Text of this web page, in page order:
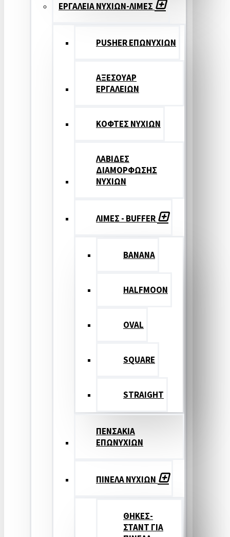
ΕΡΓΑΛΕΙΑ ΝΥΧΙΩΝ-ΛΙΜΕΣ
PUSHER ΕΠΩΝΥΧΙΩΝ
ΑΞΕΣΟΥΑΡ
ΕΡΓΑΛΕΙΩΝ
ΚΟΦΤΕΣ ΝΥΧΙΩΝ
ΛΑΒΙΔΕΣ
ΔΙΑΜΟΡΦΩΣΗΣ
ΝΥΧΙΩΝ
ΛΙΜΕΣ - BUFFER
BANANA
HALFMOON
OVAL
SQUARE
STRAIGHT
ΠΕΝΣΑΚΙΑ
ΕΠΩΝΥΧΙΩΝ
ΠΙΝΕΛΑ ΝΥΧΙΩΝ
ΘΗΚΕΣ-
ΣΤΑΝΤ ΓΙΑ